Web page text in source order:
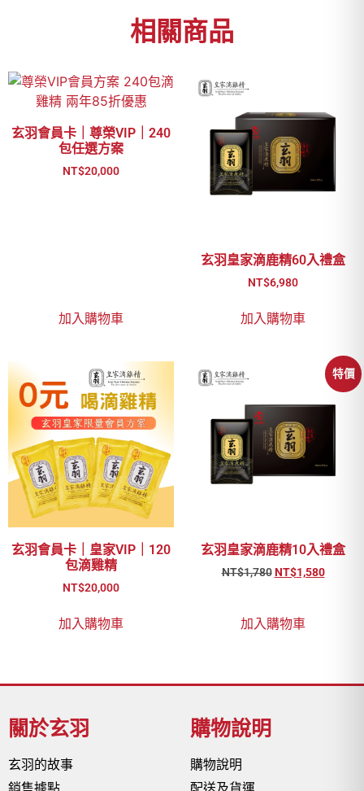
相關商品
玄羽會員卡｜尊榮VIP｜240
包任選方案
NT$20,000
加入購物車
玄羽皇家滴鹿精60入禮盒
NT$6,980
加入購物車
玄羽會員卡｜皇家VIP｜120
包滴雞精
NT$20,000
加入購物車
特價
玄羽皇家滴鹿精10入禮盒
NT$1,780 NT$1,580
加入購物車
關於玄羽
玄羽的故事
購物說明
購物說明